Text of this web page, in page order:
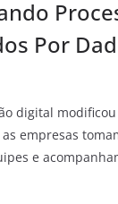
Por
digital
empresas
e